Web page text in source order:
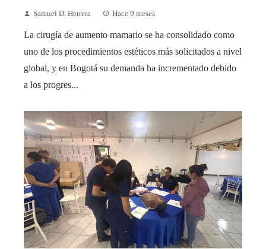
Samuel D. Herrera Hace 9 meses
La cirugía de aumento mamario se ha consolidado como
uno de los procedimientos estéticos más solicitados a nivel
global, y en Bogotá su demanda ha incrementado debido
a los progres...